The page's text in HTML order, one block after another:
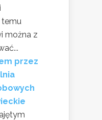
można z
przez